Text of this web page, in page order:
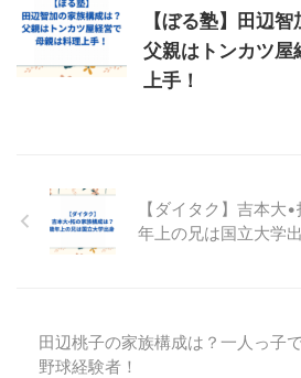
【ぼる塾】田辺
父親はトンカツ屋
上手！
【ダイタク】吉本大
年上の兄は国立大学
田辺桃子の家族構成は？一人っ子
野球経験者！